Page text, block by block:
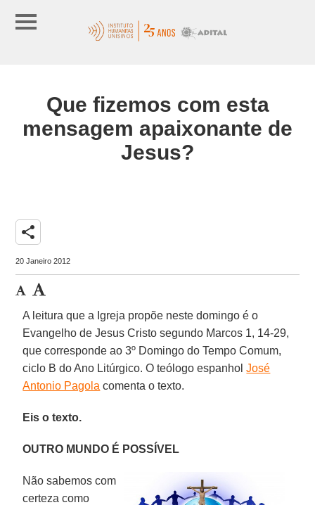
Que fizemos com esta
mensagem apaixonante de
Jesus?
share
20 Janeiro 2012
A leitura que a Igreja propõe neste domingo é o
Evangelho de Jesus Cristo segundo Marcos 1, 14-29,
que corresponde ao 3º Domingo do Tempo Comum,
ciclo B do Ano Litúrgico. O teólogo espanholJosé
Antonio Pagola comenta o texto.
Eis o texto.
OUTRO MUNDO É POSSÍVEL
Não sabemos com
certeza como